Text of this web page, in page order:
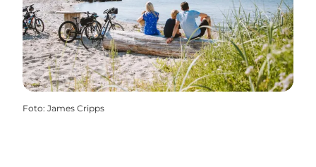
Foto: James Cripps